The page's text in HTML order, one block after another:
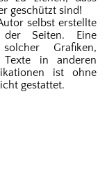
geschützt sind!
selbst erstellte
Seiten. Eine
Grafiken,
Texte in anderen
ist ohne
gestattet.